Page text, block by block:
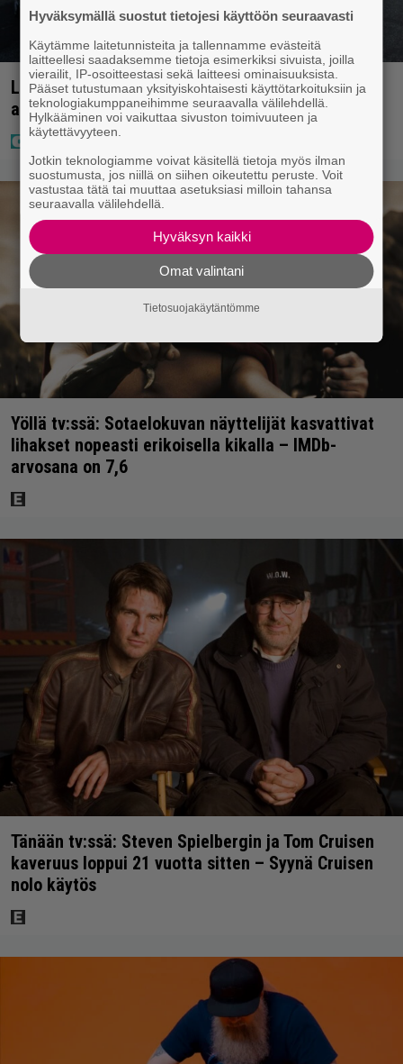
Laulaja Mirellan rantakuvat ovat täynnä lomaa,
aurinkoa ja iloa
Yöllä tv:ssä: Sotaelokuvan näyttelijät kasvattivat
lihakset nopeasti erikoisella kikalla – IMDb-
arvosana on 7,6
Tänään tv:ssä: Steven Spielbergin ja Tom Cruisen
kaveruus loppui 21 vuotta sitten – Syynä Cruisen
nolo käytös
Hyväksymällä suostut tietojesi käyttöön seuraavasti
Käytämme laitetunnisteita ja tallennamme evästeitä
laitteellesi saadaksemme tietoja esimerkiksi sivuista, joilla
vierailit, IP-osoitteestasi sekä laitteesi ominaisuuksista.
Pääset tutustumaan yksityiskohtaisesti käyttötarkoituksiin ja
teknologiakumppaneihimme seuraavalla välilehdellä.
Hylkääminen voi vaikuttaa sivuston toimivuuteen ja
käytettävyyteen.
Jotkin teknologiamme voivat käsitellä tietoja myös ilman
suostumusta, jos niillä on siihen oikeutettu peruste. Voit
vastustaa tätä tai muuttaa asetuksiasi milloin tahansa
seuraavalla välilehdellä.
Hyväksyn kaikki
Omat valintani
Tietosuojakäytäntömme